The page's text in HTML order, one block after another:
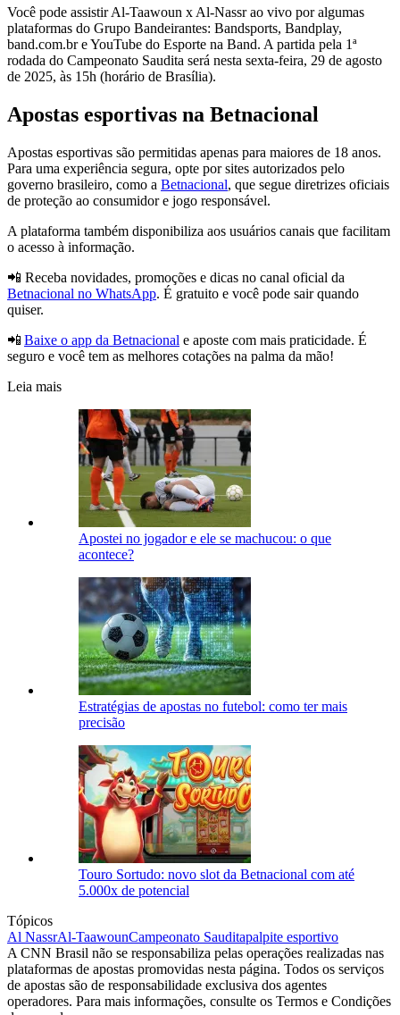
Você pode assistir Al-Taawoun x Al-Nassr ao vivo por algumas
plataformas do Grupo Bandeirantes: Bandsports, Bandplay,
band.com.br e YouTube do Esporte na Band. A partida pela 1ª
rodada do Campeonato Saudita será nesta sexta-feira, 29 de agosto
de 2025, às 15h (horário de Brasília).
Apostas esportivas na Betnacional
Apostas esportivas são permitidas apenas para maiores de 18 anos.
Para uma experiência segura, opte por sites autorizados pelo
governo brasileiro, como a Betnacional, que segue diretrizes oficiais
de proteção ao consumidor e jogo responsável.
A plataforma também disponibiliza aos usuários canais que facilitam
o acesso à informação.
📲 Receba novidades, promoções e dicas no canal oficial da
Betnacional no WhatsApp. É gratuito e você pode sair quando
quiser.
📲 Baixe o app da Betnacional e aposte com mais praticidade. É
seguro e você tem as melhores cotações na palma da mão!
Leia mais
Apostei no jogador e ele se machucou: o que
acontece?
Estratégias de apostas no futebol: como ter mais
precisão
Touro Sortudo: novo slot da Betnacional com até
5.000x de potencial
Tópicos
Al NassrAl-TaawounCampeonato Sauditapalpite esportivo
A CNN Brasil não se responsabiliza pelas operações realizadas nas
plataformas de apostas promovidas nesta página. Todos os serviços
de apostas são de responsabilidade exclusiva dos agentes
operadores. Para mais informações, consulte os Termos e Condições